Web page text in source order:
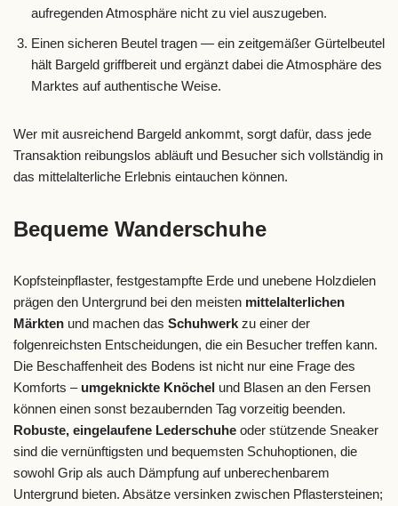
aufregenden Atmosphäre nicht zu viel auszugeben.
Einen sicheren Beutel tragen — ein zeitgemäßer Gürtelbeutel
hält Bargeld griffbereit und ergänzt dabei die Atmosphäre des
Marktes auf authentische Weise.
Wer mit ausreichend Bargeld ankommt, sorgt dafür, dass jede
Transaktion reibungslos abläuft und Besucher sich vollständig in
das mittelalterliche Erlebnis eintauchen können.
Bequeme Wanderschuhe
Kopfsteinpflaster, festgestampfte Erde und unebene Holzdielen
prägen den Untergrund bei den meisten mittelalterlichen
Märkten und machen das Schuhwerk zu einer der
folgenreichsten Entscheidungen, die ein Besucher treffen kann.
Die Beschaffenheit des Bodens ist nicht nur eine Frage des
Komforts – umgeknickte Knöchel und Blasen an den Fersen
können einen sonst bezaubernden Tag vorzeitig beenden.
Robuste, eingelaufene Lederschuhe oder stützende Sneaker
sind die vernünftigsten und bequemsten Schuhoptionen, die
sowohl Grip als auch Dämpfung auf unberechenbarem
Untergrund bieten. Absätze versinken zwischen Pflastersteinen;